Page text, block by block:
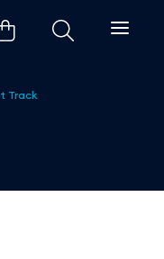
di Napoli
Track